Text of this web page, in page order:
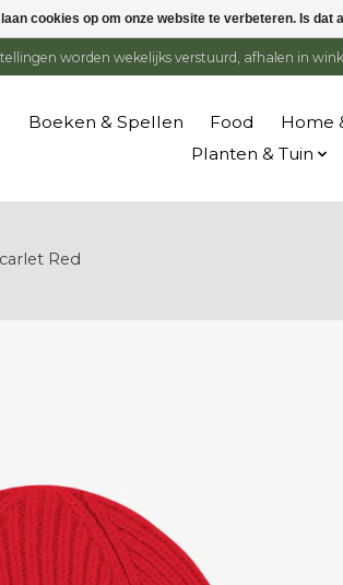
worden wekelijks verstuurd, afhalen in
Boeken & Spellen Food Home
Planten & Tuin
Red
cookies op om onze website te verbeteren. Is dat